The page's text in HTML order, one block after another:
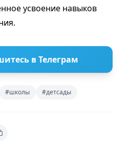
усвоение навыков
в Телеграм
#школы #детсады